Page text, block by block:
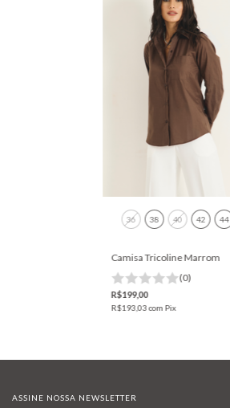
36 38 40 42 44
Camisa Tricoline Marrom
(0)
R$199,00
R$193,03com Pix
ASSINE NOSSA NEWSLETTER